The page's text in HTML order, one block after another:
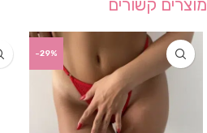
מוצרים קשורים
-29%